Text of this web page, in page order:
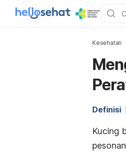
Kesehatan
Definisi
Kucing